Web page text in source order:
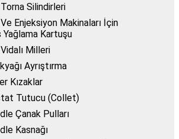
Silindirleri
Enjeksiyon Makinaları İçin
Yağlama Kartuşu
Milleri
Ayrıştırma
Kızaklar
Tutucu (Collet)
Çanak Pulları
Kasnağı